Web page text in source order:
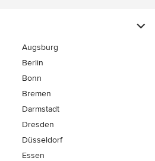
Augsburg
Berlin
Bonn
Bremen
Darmstadt
Dresden
Düsseldorf
Essen